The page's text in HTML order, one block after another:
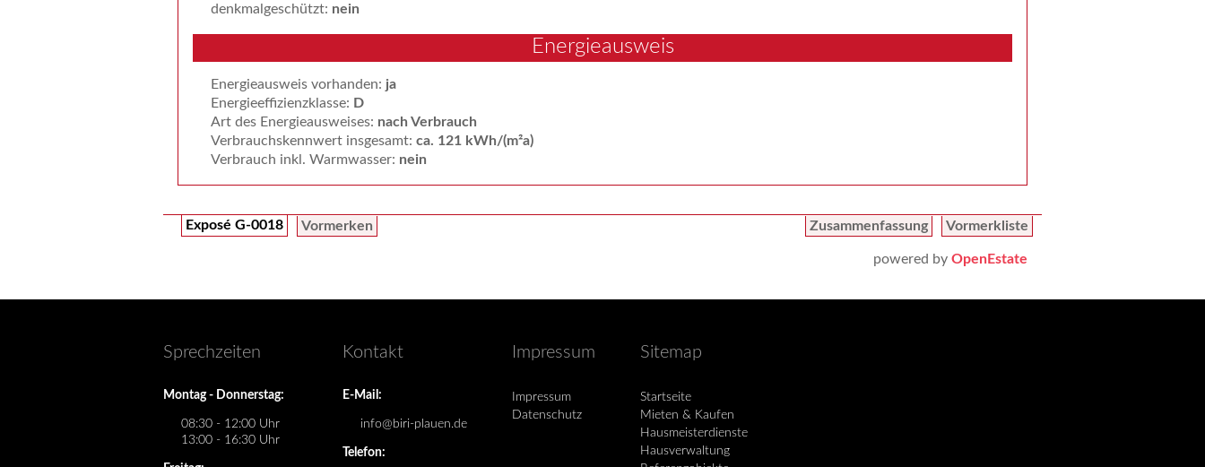
denkmalgeschützt: nein
Energieausweis
Energieausweis vorhanden: ja
Energieeffizienzklasse: D
Art des Energieausweises: nach Verbrauch
Verbrauchskennwert insgesamt: ca. 121 kWh/(m²a)
Verbrauch inkl. Warmwasser: nein
Exposé G-0018 Vormerken Vormerkliste
Zusammenfassung
powered by OpenEstate
Sprechzeiten
Montag - Donnerstag:
08:30 - 12:00 Uhr
13:00 - 16:30 Uhr
Kontakt
E-Mail:
info@biri-plauen.de
Telefon:
Impressum
Impressum
Datenschutz
Sitemap
Startseite
Mieten & Kaufen
Hausmeisterdienste
Hausverwaltung